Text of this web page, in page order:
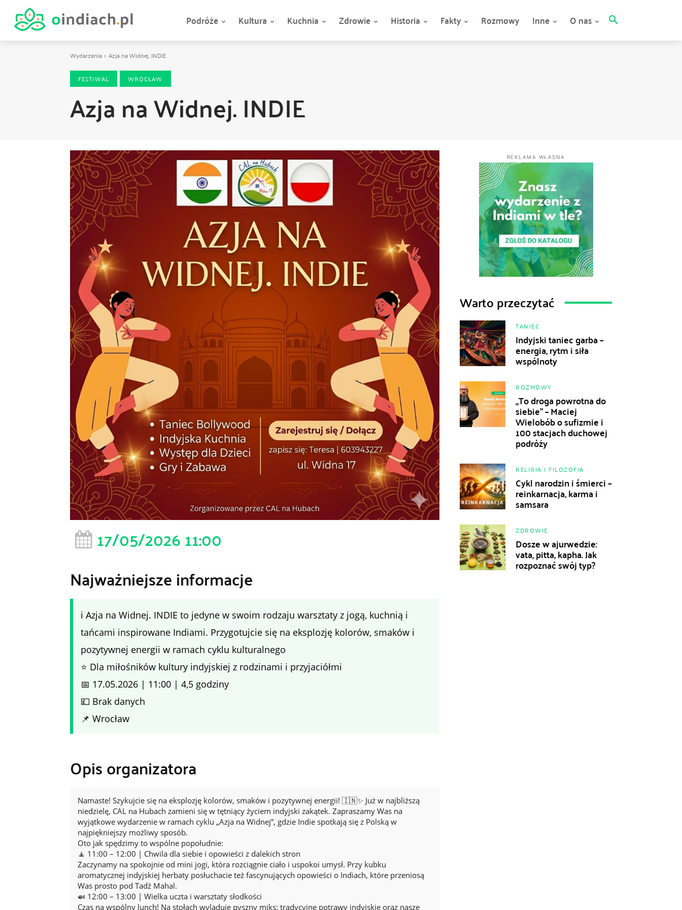
Podróże Kultura Kuchnia Zdrowie Historia Fakty Rozmowy Inne O nas
Wydarzenia Azja na Widnej. INDIE
FESTIWAL WROCŁAW
Azja na Widnej. INDIE
17/05/2026 11:00
Najważniejsze informacje
ℹ️ Azja na Widnej. INDIE to jedyne w swoim rodzaju warsztaty z jogą, kuchnią i
tańcami inspirowane Indiami. Przygotujcie się na eksplozję kolorów, smaków i
pozytywnej energii w ramach cyklu kulturalnego
⭐ Dla miłośników kultury indyjskiej z rodzinami i przyjaciółmi
📅 17.05.2026 | 11:00 | 4,5 godziny
💷 Brak danych
📌 Wrocław
Opis organizatora
Namaste! Szykujcie się na eksplozję kolorów, smaków i pozytywnej energii! 🇮🇳✨ Już w najbliższą
niedzielę, CAL na Hubach zamieni się w tętniący życiem indyjski zakątek. Zapraszamy Was na
wyjątkowe wydarzenie w ramach cyklu „Azja na Widnej”, gdzie Indie spotkają się z Polską w
najpiękniejszy możliwy sposób.
Oto jak spędzimy to wspólne popołudnie:
🧘 11:00 – 12:00 | Chwila dla siebie i opowieści z dalekich stron
Zaczynamy na spokojnie od mini jogi, która rozciągnie ciało i uspokoi umysł. Przy kubku
aromatycznej indyjskiej herbaty posłuchacie też fascynujących opowieści o Indiach, które przeniosą
Was prosto pod Tadź Mahal.
🍛 12:00 – 13:00 | Wielka uczta i warsztaty słodkości
Czas na wspólny lunch! Na stołach wyląduje pyszny miks: tradycyjne potrawy indyjskie oraz nasze
REKLAMA WŁASNA
Warto przeczytać
TANIEC
Indyjski taniec garba –
energia, rytm i siła
wspólnoty
ROZMOWY
„To droga powrotna do
siebie” – Maciej
Wielobób o sufizmie i
100 stacjach duchowej
podróży
RELIGIA I FILOZOFIA
Cykl narodzin i śmierci –
reinkarnacja, karma i
samsara
ZDROWIE
Dosze w ajurwedzie:
vata, pitta, kapha. Jak
rozpoznać swój typ?